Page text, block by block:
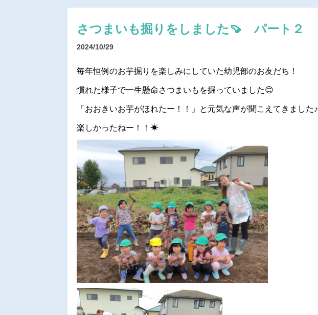
さつまいも掘りをしました🍠 パート２
2024/10/29
毎年恒例のお芋掘りを楽しみにしていた幼児部のお友だち！
慣れた様子で一生懸命さつまいもを掘っていました😊
「おおきいお芋がほれたー！！」と元気な声が聞こえてきました♪
楽しかったねー！！☀